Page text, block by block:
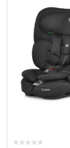
★★★★★